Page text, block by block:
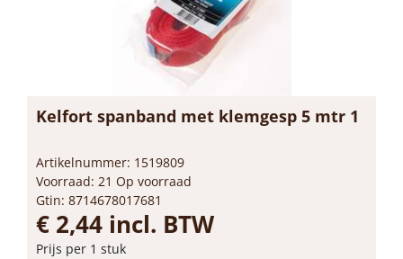
Kelfort spanband met klemgesp 5 mtr 1
Artikelnummer: 1519809
Voorraad: 21 Op voorraad
Gtin: 8714678017681
€ 2,44 incl. BTW
Prijs per 1 stuk